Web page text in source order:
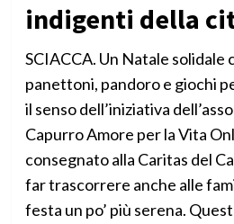
indigenti della
SCIACCA. Un Natale solidale
panettoni, pandoro e giochi
il senso dell’iniziativa
Capurro Amore per la Vita
consegnato alla Caritas del
far trascorrere anche alle
festa un po’ più serena.